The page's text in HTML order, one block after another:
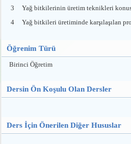
3
Yağ bitkilerinin üretim teknikleri
4
Yağ bitkileri üretiminde karşılaşılan
Öğrenim Türü
Birinci Öğretim
Dersin Ön Koşulu Olan Dersler
Ders İçin Önerilen Diğer Hususlar